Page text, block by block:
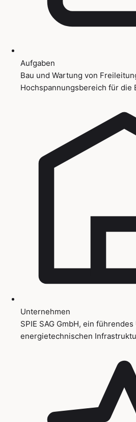
Aufgaben
Bau und Wartung von
Hochspannungsbereich für die
Unternehmen
SPIE SAG GmbH, ein
energietechnischen